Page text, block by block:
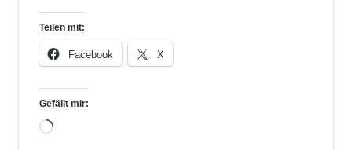
Teilen mit:
Facebook X
Gefällt mir:
Wird